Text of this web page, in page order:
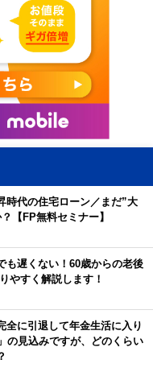
時代の住宅ローン／まだ”大
【FP無料セミナー】
も遅くない！60歳からの老後
やすく解説します！
全に引退して年金生活に入り
の見込みですが、どのくらい